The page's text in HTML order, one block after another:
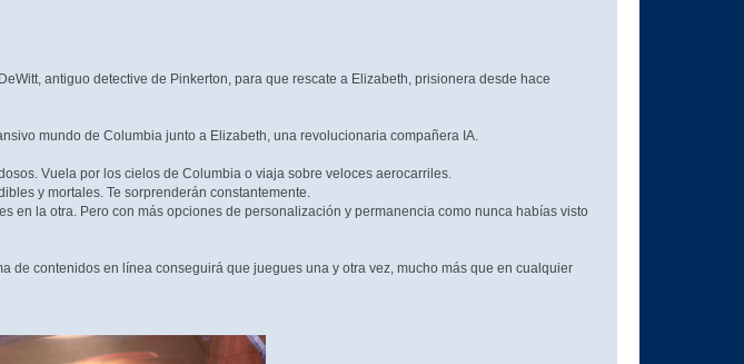
antiguo detective de Pinkerton, para que rescate a Elizabeth, prisionera desde hace
mundo de Columbia junto a Elizabeth, una revolucionaria compañera IA.
Vuela por los cielos de Columbia o viaja sobre veloces aerocarriles.
y mortales. Te sorprenderán constantemente.
en la otra. Pero con más opciones de personalización y permanencia como nunca habías visto
de contenidos en línea conseguirá que juegues una y otra vez, mucho más que en cualquier